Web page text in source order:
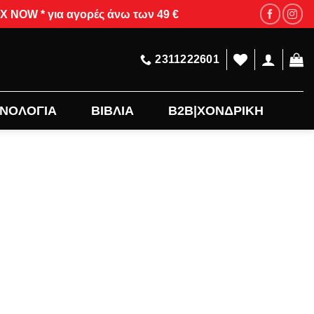
* για αγορές άνω των 49 €
2311222601
ΒΙΒΛΙΑ B2B|ΧΟΝΔΡΙΚΗ